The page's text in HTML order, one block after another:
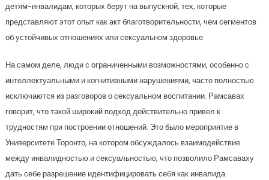
детям-инвалидам, которых берут на выпускной, тех, которые
представляют этот опыт как акт благотворительности, чем сегментов
об устойчивых отношениях или сексуальном здоровье.
На самом деле, люди с ограниченными возможностями, особенно с
интеллектуальными и когнитивными нарушениями, часто полностью
исключаются из разговоров о сексуальном воспитании. Рамсавах
говорит, что такой широкий подход действительно привел к
трудностям при построении отношений. Это было мероприятие в
Университете Торонто, на котором обсуждалось взаимодействие
между инвалидностью и сексуальностью, что позволило Рамсаваху
дать себе разрешение идентифицировать себя как инвалида.